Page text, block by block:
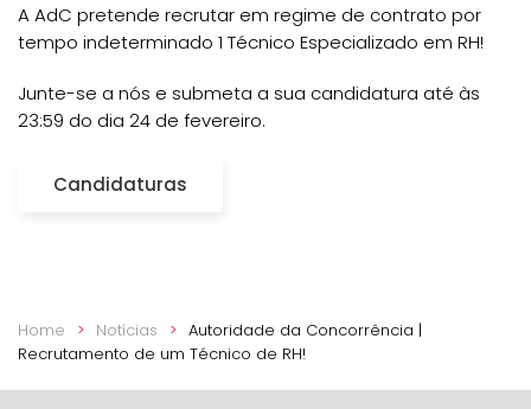
A AdC pretende recrutar em regime de contrato por
tempo indeterminado 1 Técnico Especializado em RH!
Junte-se a nós e submeta a sua candidatura até às
23:59 do dia 24 de fevereiro.
Candidaturas
Home Notícias
Autoridade da Concorrência |
Recrutamento de um Técnico de RH!